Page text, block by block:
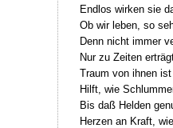
Endlos wirken sie
Ob wir leben, so
Denn nicht immer
Nur zu Zeiten
Traum von ihnen
Hilft, wie
Bis daß Helden
Herzen an Kraft,